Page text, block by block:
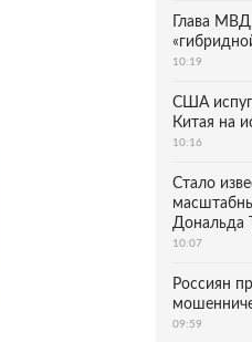
Глава
10:19
США
Китая на
10:16
Стало
Дональда
10:07
Россиян
09:59